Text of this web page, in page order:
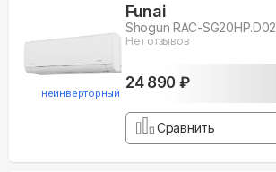
неинверторный
Funai
Shogun RAC-SG20HP.D02
Нет отзывов
24 890 ₽
Сравнить